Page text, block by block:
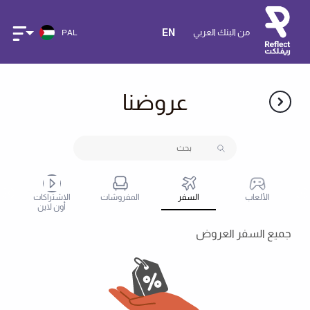
من البنك العربي EN
PAL
عروضنا
الألعاب السفر المفروشات
الاشتراكات
أون لاين
جميع السفر العروض